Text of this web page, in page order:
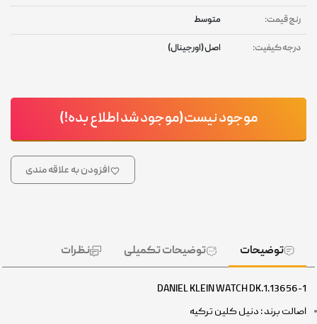
رنج قیمت: متوسط
درجه کیفیت: اصل (اورجینال)
موجود نیست(موجود شد اطلاع بده!)
افزودن به علاقه مندی
توضیحات توضیحات تکمیلی نظرات
DANIEL KLEIN WATCH DK.1.13656-1
اصالت برند : دنیل کلین ترکیه